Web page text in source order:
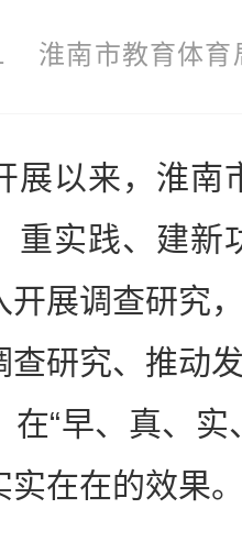
淮南市教育体育
以来，淮南
重实践、建新
开展调查研究
查研究、推动
在“早、真、实
实在在的效果